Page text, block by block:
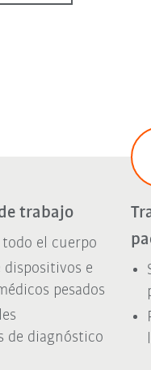
trabajo
el cuerpo
e
pesados
de diagnóstico